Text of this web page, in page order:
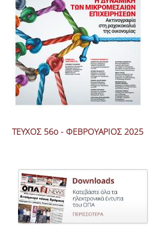
ΤΕΥΧΟΣ 56ο - ΦΕΒΡΟΥΑΡΙΟΣ 2025